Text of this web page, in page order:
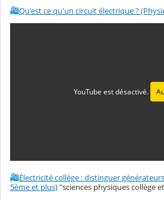
Qu'est ce qu'un circuit électrique ?
YouTube est désactivé.
Électricité collège : distinguer
5ème et plus)"sciences physiques collège